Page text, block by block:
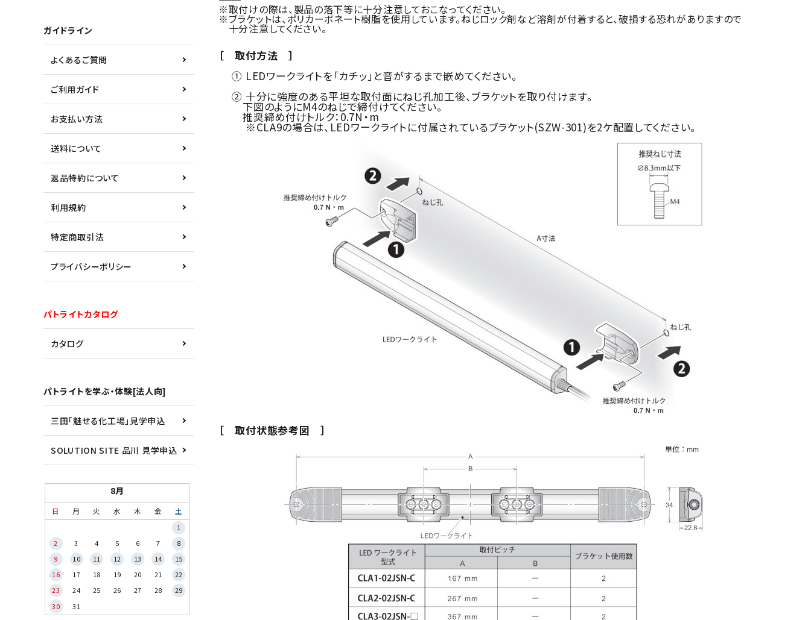
ガイドライン
よくあるご質問
ご利用ガイド
お支払い方法
送料について
返品特約について
利用規約
特定商取引法
プライバシーポリシー
パトライトカタログ
カタログ
パトライトを学ぶ・体験[法人向]
三田「魅せる化工場」見学申込
SOLUTION SITE 品川 見学申込
8月
日 月 火 水 木 金 土
1
2
3 4 5 6 7
8
9
10 11 12 13 14
15
16
17 18 19 20 21
22
23
24 25 26 27 28
29
30
31
※取付けの際は、製品の落下等に十分注意しておこなってください。
※ブラケットは、ポリカーボネート樹脂を使用しています。ねじロック剤など溶剤が付着すると、破損する恐れがありますので
十分注意してください。
［ 取付方法 ］
① LEDワークライトを「カチッ」と音がするまで嵌めてください。
② 十分に強度のある平坦な取付面にねじ孔加工後、ブラケットを取り付けます。
下図のようにM4のねじで締付けてください。
推奨締め付けトルク：0.7N・m
※CLA9の場合は、LEDワークライトに付属されているブラケット(SZW-301)を2ケ配置してください。
［ 取付状態参考図 ］